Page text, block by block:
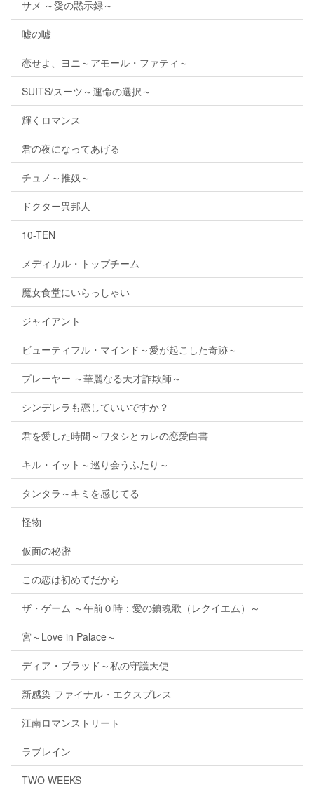
サメ ～愛の黙示録～
嘘の嘘
恋せよ、ヨニ～アモール・ファティ～
SUITS/スーツ～運命の選択～
輝くロマンス
君の夜になってあげる
チュノ～推奴～
ドクター異邦人
10-TEN
メディカル・トップチーム
魔女食堂にいらっしゃい
ジャイアント
ビューティフル・マインド～愛が起こした奇跡～
プレーヤー ～華麗なる天才詐欺師～
シンデレラも恋していいですか？
君を愛した時間～ワタシとカレの恋愛白書
キル・イット～巡り会うふたり～
タンタラ～キミを感じてる
怪物
仮面の秘密
この恋は初めてだから
ザ・ゲーム ～午前０時：愛の鎮魂歌（レクイエム）～
宮～Love in Palace～
ディア・ブラッド～私の守護天使
新感染 ファイナル・エクスプレス
江南ロマンストリート
ラブレイン
TWO WEEKS